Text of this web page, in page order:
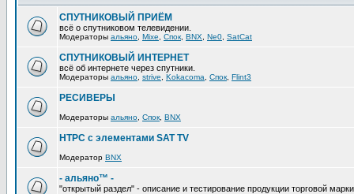
СПУТНИКОВЫЙ ПРИЁМ
всё о спутниковом телевидении.
Модераторы альяно Mixe Спок BNX Ne0 SatCat
СПУТНИКОВЫЙ ИНТЕРНЕТ
всё об интернете через спутники.
Модераторы альяно strive Kokacoma Спок Flint3
РЕСИВЕРЫ
Модераторы альяно Спок BNX
HTPC с элементами SAT TV
Модератор BNX
- альяно™ -
"открытый раздел" - описание и тестирование продукции торговой